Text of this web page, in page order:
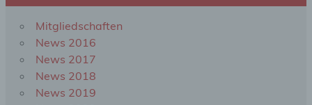
Mitgliedschaften
News 2016
News 2017
News 2018
News 2019
e) Profiling
Profiling ist jede Art der automatisierten
Verarbeitung personenbezogener Daten, die darin
besteht, dass diese personenbezogenen Daten